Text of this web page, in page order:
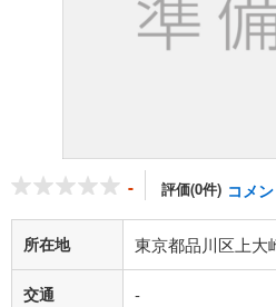
- 評価(0件) コメ
所在地 東京都品川区上大
交通 -